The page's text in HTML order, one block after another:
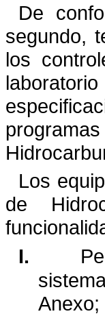
De
segundo,
los
Los
de
I.
Anexo;